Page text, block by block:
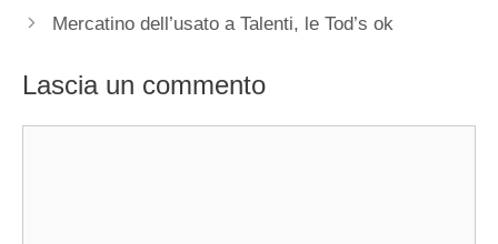
Mercatino dell’usato a Talenti, le Tod’s ok
Lascia un commento